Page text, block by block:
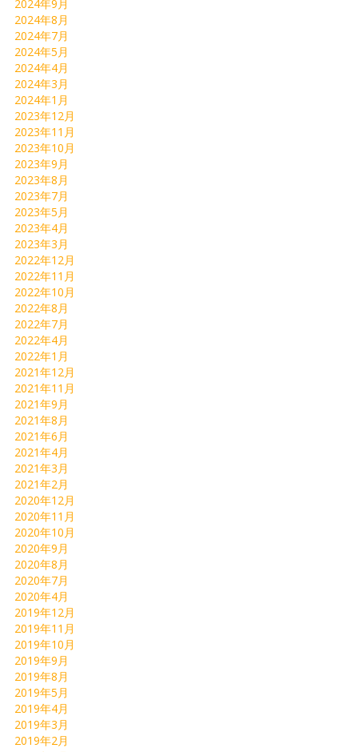
2024年9月
2024年8月
2024年7月
2024年5月
2024年4月
2024年3月
2024年1月
2023年12月
2023年11月
2023年10月
2023年9月
2023年8月
2023年7月
2023年5月
2023年4月
2023年3月
2022年12月
2022年11月
2022年10月
2022年8月
2022年7月
2022年4月
2022年1月
2021年12月
2021年11月
2021年9月
2021年8月
2021年6月
2021年4月
2021年3月
2021年2月
2020年12月
2020年11月
2020年10月
2020年9月
2020年8月
2020年7月
2020年4月
2019年12月
2019年11月
2019年10月
2019年9月
2019年8月
2019年5月
2019年4月
2019年3月
2019年2月